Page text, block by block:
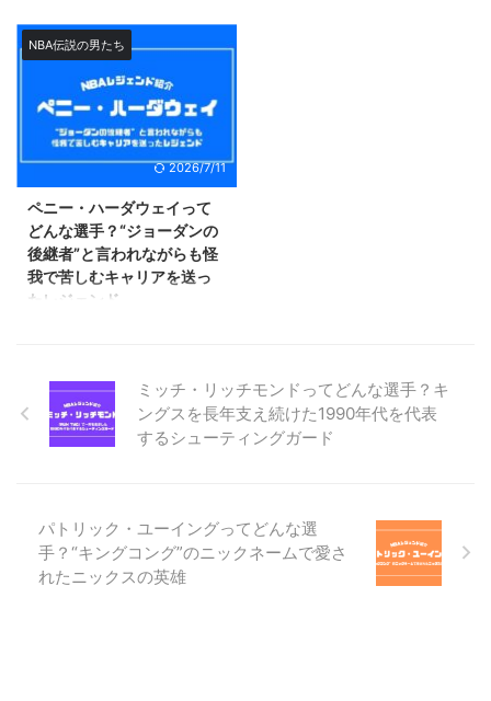
す。 現役時代に残した功績や伝
説的なエ ...
ムアリーナに飾られている永久欠
番の背番号「9」。 着用していた
「トニー・パーカー」は、2023
年にはバスケットボール殿堂入り
も果たしたNBAレジェンドです。
NBAファンであれば名前や姿を知
らない方はほとんどいないと思い
ますが、特に最近NBAを見始めた
方は現役時代のパーカーについて
知らないというケースも多いので
半ないでしょうか？ そこでこの
記事では現役時代のトニー・パー
カーがいかに凄い選手だったのか
NBA伝説の男たち
2026/7/11
ペニー・ハーダウェイって
どんな選手？“ジョーダンの
後継者”と言われながらも怪
我で苦しむキャリアを送っ
たレジェンド
ル・オニールと共にリーグ屈指の
デュオとして活躍した一方で、怪
我によってその全盛期のほとんど
ガードだったのですが、活躍の期
間が短いこともあってあまりよく
知らない方も多いのではないでし
ょうか？ この記事では、そんな
ミッチ・リッチモンドってどんな選手？キ
ングスを長年支え続けた1990年代を代表
するシューティングガード
パトリック・ユーイングってどんな選
手？“キングコング”のニックネームで愛さ
れたニックスの英雄